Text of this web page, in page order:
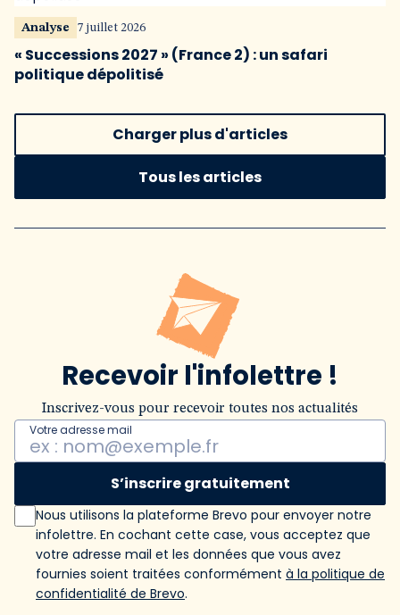
Analyse 7 juillet 2026
« Successions 2027 » (France 2) : un safari
politique dépolitisé
Charger plus d'articles
Tous les articles
Recevoir l'infolettre !
Inscrivez-vous pour recevoir toutes nos actualités
Votre adresse mail
S’inscrire gratuitement
Nous utilisons la plateforme Brevo pour envoyer notre
infolettre. En cochant cette case, vous acceptez que
votre adresse mail et les données que vous avez
fournies soient traitées conformément à la politique de
confidentialité de Brevo.